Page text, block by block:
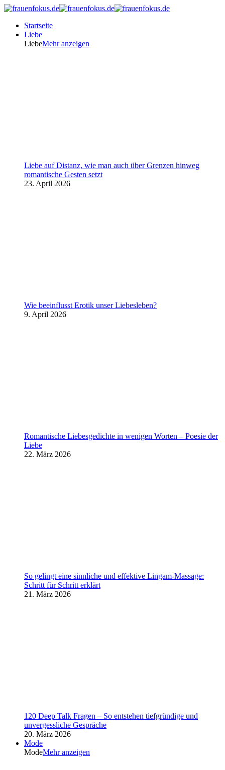
Startseite
Liebe
LiebeMehr anzeigen
Liebe auf Distanz, wie man auch über Grenzen hinweg
romantische Gesten setzt
23. April 2026
Wie beeinflusst Erotik unser Liebesleben?
9. April 2026
Romantische Liebesgedichte in wenigen Worten – Poesie der
Liebe
22. März 2026
So gelingt eine sinnliche und effektive Lingam-Massage:
Schritt für Schritt erklärt
21. März 2026
120 Deep Talk Fragen – So entstehen tiefgründige und
unvergessliche Gespräche
20. März 2026
Mode
ModeMehr anzeigen